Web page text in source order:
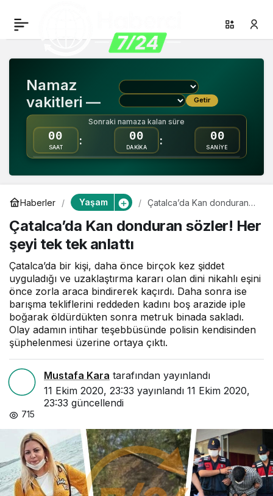
Namaz
vakitleri —
Getir
Sonraki namaza kalan süre
00
SAAT
: 00
DAKİKA
: 00
SANİYE
Haberler Yaşam
Çatalca’da Kan donduran
anlattı
Çatalca’da Kan donduran sözler! Her
şeyi tek tek anlattı
Çatalca’da bir kişi, daha önce birçok kez şiddet
uyguladığı ve uzaklaştırma kararı olan dini nikahlı eşini
önce zorla araca bindirerek kaçırdı. Daha sonra ise
barışma tekliflerini reddeden kadını boş arazide iple
boğarak öldürdükten sonra metruk binada sakladı.
Olay adamın intihar teşebbüsünde polisin kendisinden
şüphelenmesi üzerine ortaya çıktı.
Mustafa Kara tarafından yayınlandı
11 Ekim 2020, 23:33 yayınlandı 11 Ekim 2020,
23:33 güncellendi
715
Çatalca’da Kan
donduran sözler! Her
şeyi tek tek anlattı
Paylaş